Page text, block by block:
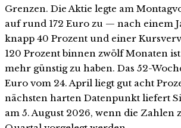
Grenzen. Die Aktie legte am
auf rund 172 Euro zu — nach einem
knapp 40 Prozent und einer
120 Prozent binnen zwölf Monaten
mehr günstig zu haben. Das 52-
Euro vom 24. April liegt gut acht
nächsten harten Datenpunkt liefert
am 5. August 2026, wenn die Zahlen